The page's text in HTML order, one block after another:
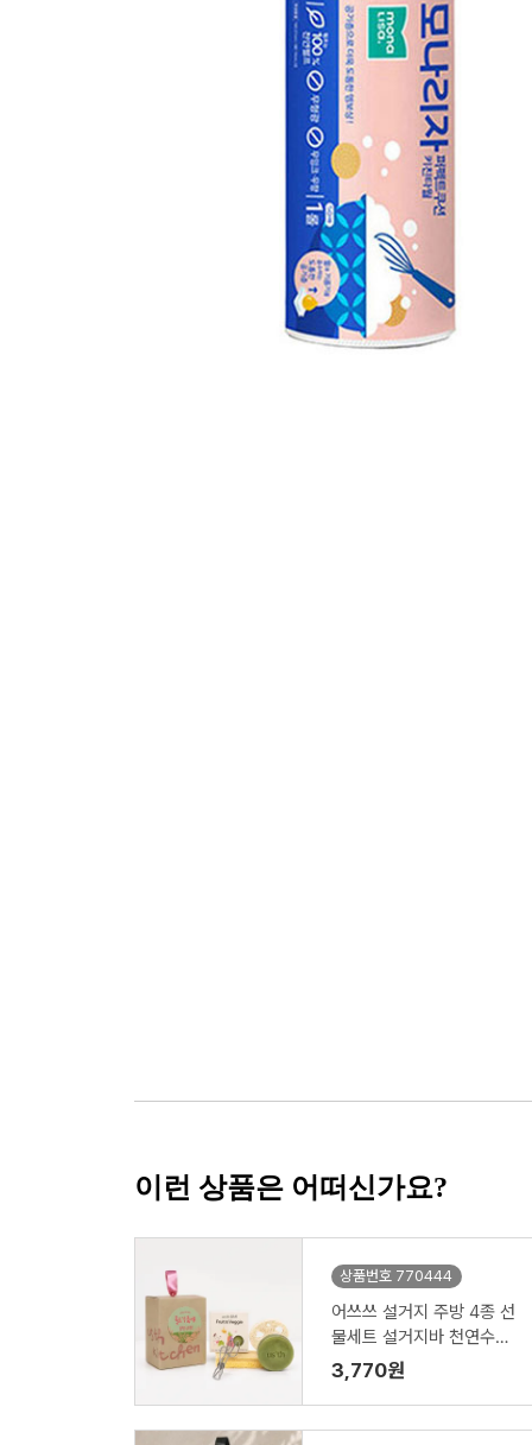
이런 상품은 어떠신가요?
상품번호 770444
어쓰쓰 설거지 주방 4종 선
물세트 설거지바 천연수세
미 제로웨이스트키트
3,770원